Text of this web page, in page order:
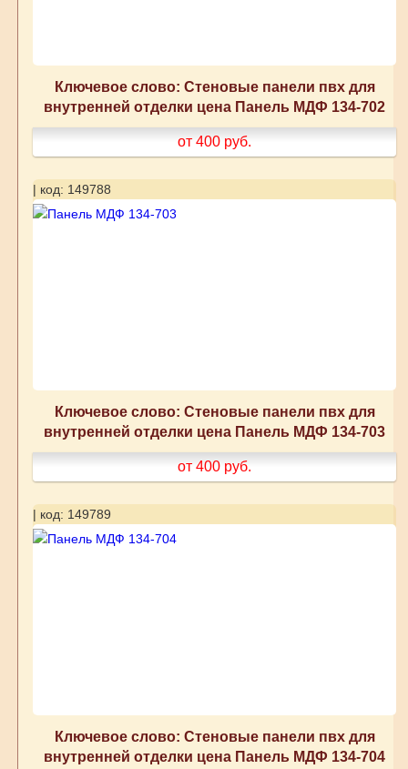
Ключевое слово: Стеновые панели пвх для
внутренней отделки цена Панель МДФ 134-702
от 400 руб.
| код: 149788
Ключевое слово: Стеновые панели пвх для
внутренней отделки цена Панель МДФ 134-703
от 400 руб.
| код: 149789
Ключевое слово: Стеновые панели пвх для
внутренней отделки цена Панель МДФ 134-704